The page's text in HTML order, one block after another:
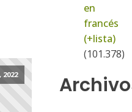
en
francés
(+lista)
(101.378)